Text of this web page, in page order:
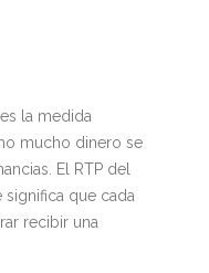
la medida
mucho dinero se
El RTP del
significa que cada
recibir una